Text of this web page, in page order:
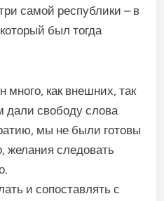
самой республики – в
был тогда
много, как внешних, так
дали свободу слова
мы не были готовы
желания следовать
и сопоставлять с